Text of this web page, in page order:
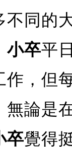
不同的
小卒平
作，但
無論是
卒覺得